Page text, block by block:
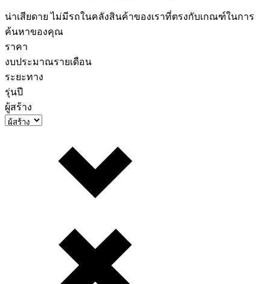
น่าเสียดาย ไม่มีรถในคลังสินค้าของเราที่ตรงกับเกณฑ์ในการ
ค้นหาของคุณ
ราคา
งบประมาณรายเดือน
ระยะทาง
รุ่นปี
ผู้สร้าง